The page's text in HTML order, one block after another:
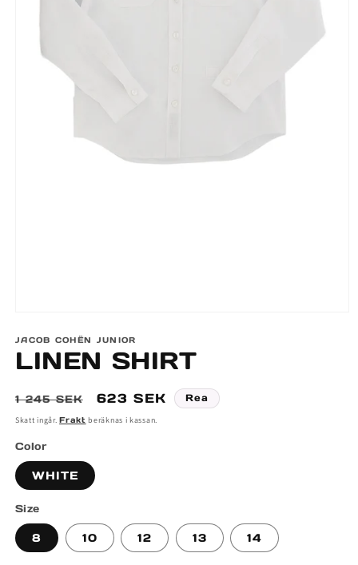
1
modalfönster
JACOB COHËN JUNIOR
LINEN SHIRT
Ordinarie
pris
1 245 SEK Försäljningspris
623 SEK Rea
Skatt ingår.Frakt beräknas i kassan.
Color
WHITE
Size
8 10 12 13 14